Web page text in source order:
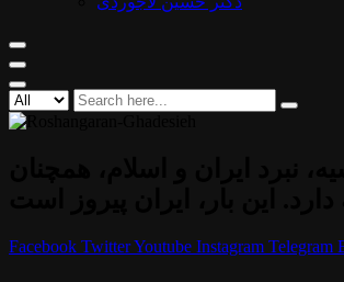
Facebook TwitterYoutube Instagram Telegram